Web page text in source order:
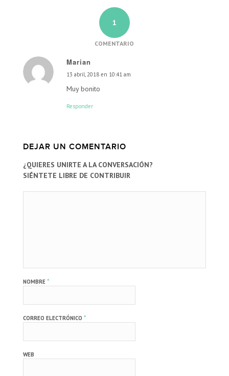
1
COMENTARIO
Marian
Dice:
13 abril, 2018 en 10:41 am
Muy bonito
Responder
DEJAR UN COMENTARIO
¿QUIERES UNIRTE A LA CONVERSACIÓN?
SIÉNTETE LIBRE DE CONTRIBUIR
NOMBRE*
CORREO ELECTRÓNICO*
WEB